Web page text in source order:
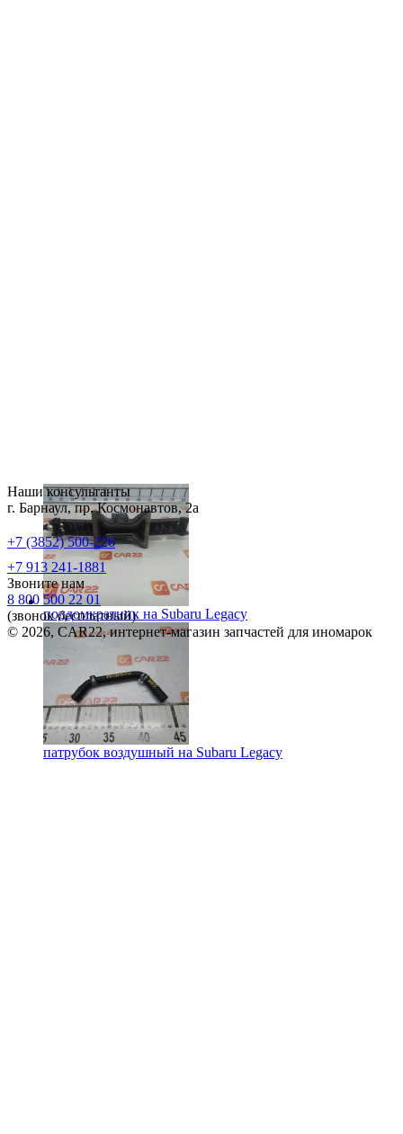
поддомкратник на Subaru Legacy
патрубок воздушный на Subaru Legacy
Наши консультанты
г. Барнаул, пр. Космонавтов, 2а
+7 (3852) 500-226
+7 913 241-1881
Звоните нам
8 800 500 22 01
(звонок бесплатный)
© 2026, CAR22, интернет-магазин запчастей для иномарок